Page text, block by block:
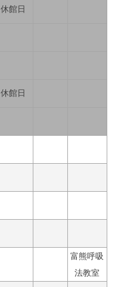
休館日
休館日
富熊呼吸
法教室